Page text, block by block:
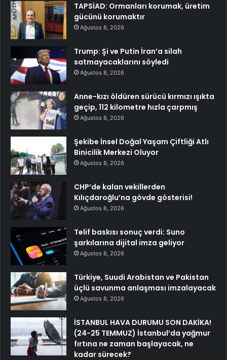
TAPSİAD: Ormanları korumak, üretim
gücünü korumaktır
Ağustos 8, 2026
Trump: Şi ve Putin İran’a silah
satmayacaklarını söyledi
Ağustos 8, 2026
Anne-kızı öldüren sürücü kırmızı ışıkta
geçip, 112 kilometre hızla çarpmış
Ağustos 8, 2026
Şekibe İnsel Doğal Yaşam Çiftliği Atlı
Binicilik Merkezi Oluyor
Ağustos 8, 2026
CHP’de kalan vekillerden
Kılıçdaroğlu’na gövde gösterisi!
Ağustos 8, 2026
Telif baskısı sonuç verdi: Suno
şarkılarına dijital imza geliyor
Ağustos 8, 2026
Türkiye, Suudi Arabistan ve Pakistan
üçlü savunma anlaşması imzalayacak
Ağustos 8, 2026
İSTANBUL HAVA DURUMU SON DAKİKA!
(24-25 TEMMUZ) İstanbul’da yağmur
fırtına ne zaman başlayacak, ne
kadar sürecek?